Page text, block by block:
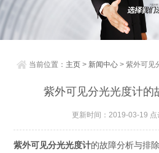
当前位置： 主页 > 新闻中心 > 紫外可见
紫外可见分光光度计的
更新时间：2019-03-19
紫外可见分光光度计的故障分析与排除